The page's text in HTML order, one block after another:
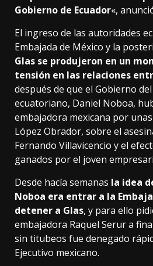
Gobierno de Ecuador«,
El ingreso de las autoridades
Embajada de México y la
Glas se produjeron en un
tensión en las relaciones
después de que el Gobierno
ecuatoriano, Daniel Noboa,
embajadora mexicana por
López Obrador, sobre el
Fernando Villavicencio y el
ganados por el joven
Desde hacía semanas la idea
Noboa era entrar a la
detener a Glas, y para ello
embajadora Raquel Serur a
sin titubeos fue denegado
Ejecutivo mexicano.